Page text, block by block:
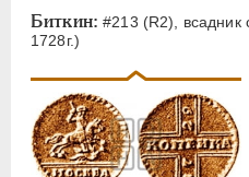
Биткин: #213 (R2), всадник
1728г.)